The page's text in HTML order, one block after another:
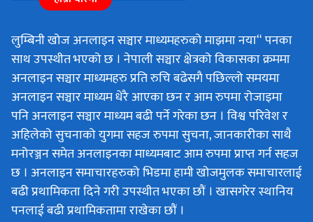
लुम्बिनी खोज अनलाइन सञ्चार माध्यमहरुको माझमा नया“ पनका
साथ उपस्थीत भएको छ । नेपाली सञ्चार क्षेत्रको विकासका क्रममा
अनलाइन सञ्चार माध्यमहरु प्रति रुचि बढेसगै पछिल्लो समयमा
अनलाइन सञ्चार माध्यम धेरै आएका छन र आम रुपमा रोजाइमा
पनि अनलाइन सञ्चार माध्यम बढी पर्ने गरेका छन । विश्व परिवेश र
अहिलेको सुचनाको युगमा सहज रुपमा सुचना, जानकारीका साथै
मनोरञ्जन समेत अनलाइनका माध्यमबाट आम रुपमा प्राप्त गर्न सहज
छ । अनलाइन समाचारहरुको भिडमा हामी खोजमुलक समाचारलाई
बढी प्रथामिकता दिने गरी उपस्थीत भएका छौं । खासगरेर स्थानिय
पनलाई बढी प्रथामिकतामा राखेका छौं ।